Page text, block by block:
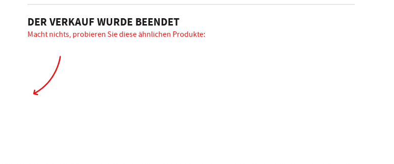
DER VERKAUF WURDE BEENDET
Macht nichts, probieren Sie diese ähnlichen Produkte: